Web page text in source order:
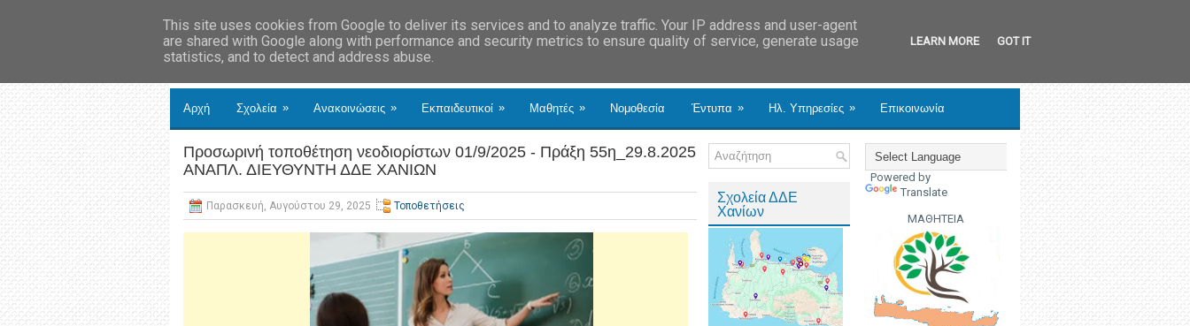
Αρχή Σχολεία » Ανακοινώσεις » Εκπαιδευτικοί » Μαθητές » Νομοθεσία Έντυπα » Ηλ. Υπηρεσίες » Επικοινωνία
Προσωρινή τοποθέτηση νεοδιορίστων 01/9/2025 - Πράξη 55η_29.8.2025
ΑΝΑΠΛ. ΔΙΕΥΘΥΝΤΗ ΔΔΕ ΧΑΝΙΩΝ
Παρασκευή, Αυγούστου 29, 2025 Τοποθετήσεις
Σχολεία ΔΔΕ
Χανίων
Powered by
Translate
ΜΑΘΗΤΕΙΑ
This site uses cookies from Google to deliver its services and to analyze traffic. Your IP address and user-agent
are shared with Google along with performance and security metrics to ensure quality of service, generate usage
statistics, and to detect and address abuse.
LEARN MORE GOT IT